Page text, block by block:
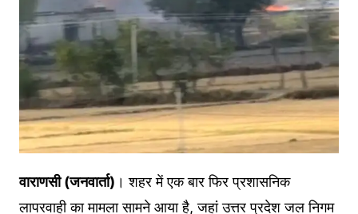
वाराणसी (जनवार्ता) । शहर में एक बार फिर प्रशासनिक
लापरवाही का मामला सामने आया है, जहां उत्तर प्रदेश जल निगम